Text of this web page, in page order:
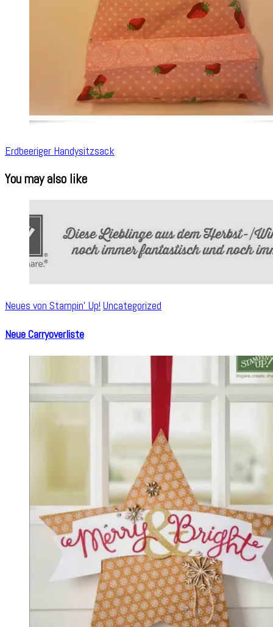
Erdbeeriger Handysitzsack
You may also like
Neues von Stampin' Up! Uncategorized
Neue Carryoverliste